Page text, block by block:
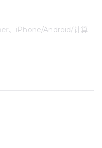
、iPhone/Android/计算